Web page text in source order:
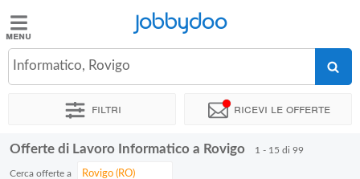
Jobbydoo
Offerte
Stipendi
Jobbydoo
Informatico, Rovigo
Filtri Ricevi le offerte
Offerte di Lavoro Informatico a Rovigo 1 - 15 di 99
Cerca offerte a